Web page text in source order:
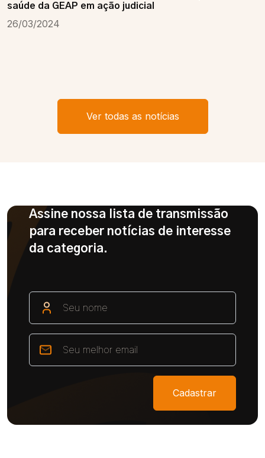
saúde da GEAP em ação judicial
26/03/2024
Ver todas as notícias
Assine nossa lista de transmissão
para receber notícias de interesse
da categoria.
Cadastrar